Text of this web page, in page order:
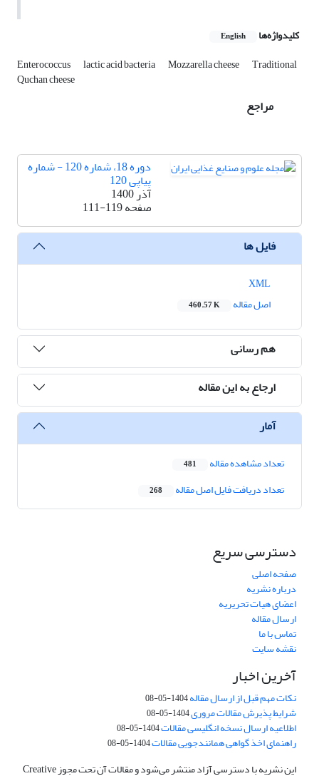
کلیدواژه‌ها English
Enterococcus lactic acid bacteria Mozzarella cheese Traditional
Quchan cheese
مراجع
دوره 18، شماره 120 - شماره
پیاپی 120
آذر 1400
صفحه111-119
فایل ها
اصل مقاله
460.57 K
هم رسانی
ارجاع به این مقاله
آمار
تعداد مشاهده مقاله 481
تعداد دریافت فایل اصل مقاله 268
دسترسی سریع
صفحه اصلی
درباره نشریه
اعضای هیات تحریریه
ارسال مقاله
تماس با ما
نقشه سایت
آخرین اخبار
نکات مهم قبل از ارسال مقاله1404-05-08
شرایط پذیرش مقالات مروری1404-05-08
اطلاعیه ارسال نسخه انگلیسی مقالات1404-05-08
راهنمای اخذ گواهی همانندجویی مقالات1404-05-08
این نشریه با دسترسی آزاد منتشر می‌شود و مقالات آن تحت مجوز Creative